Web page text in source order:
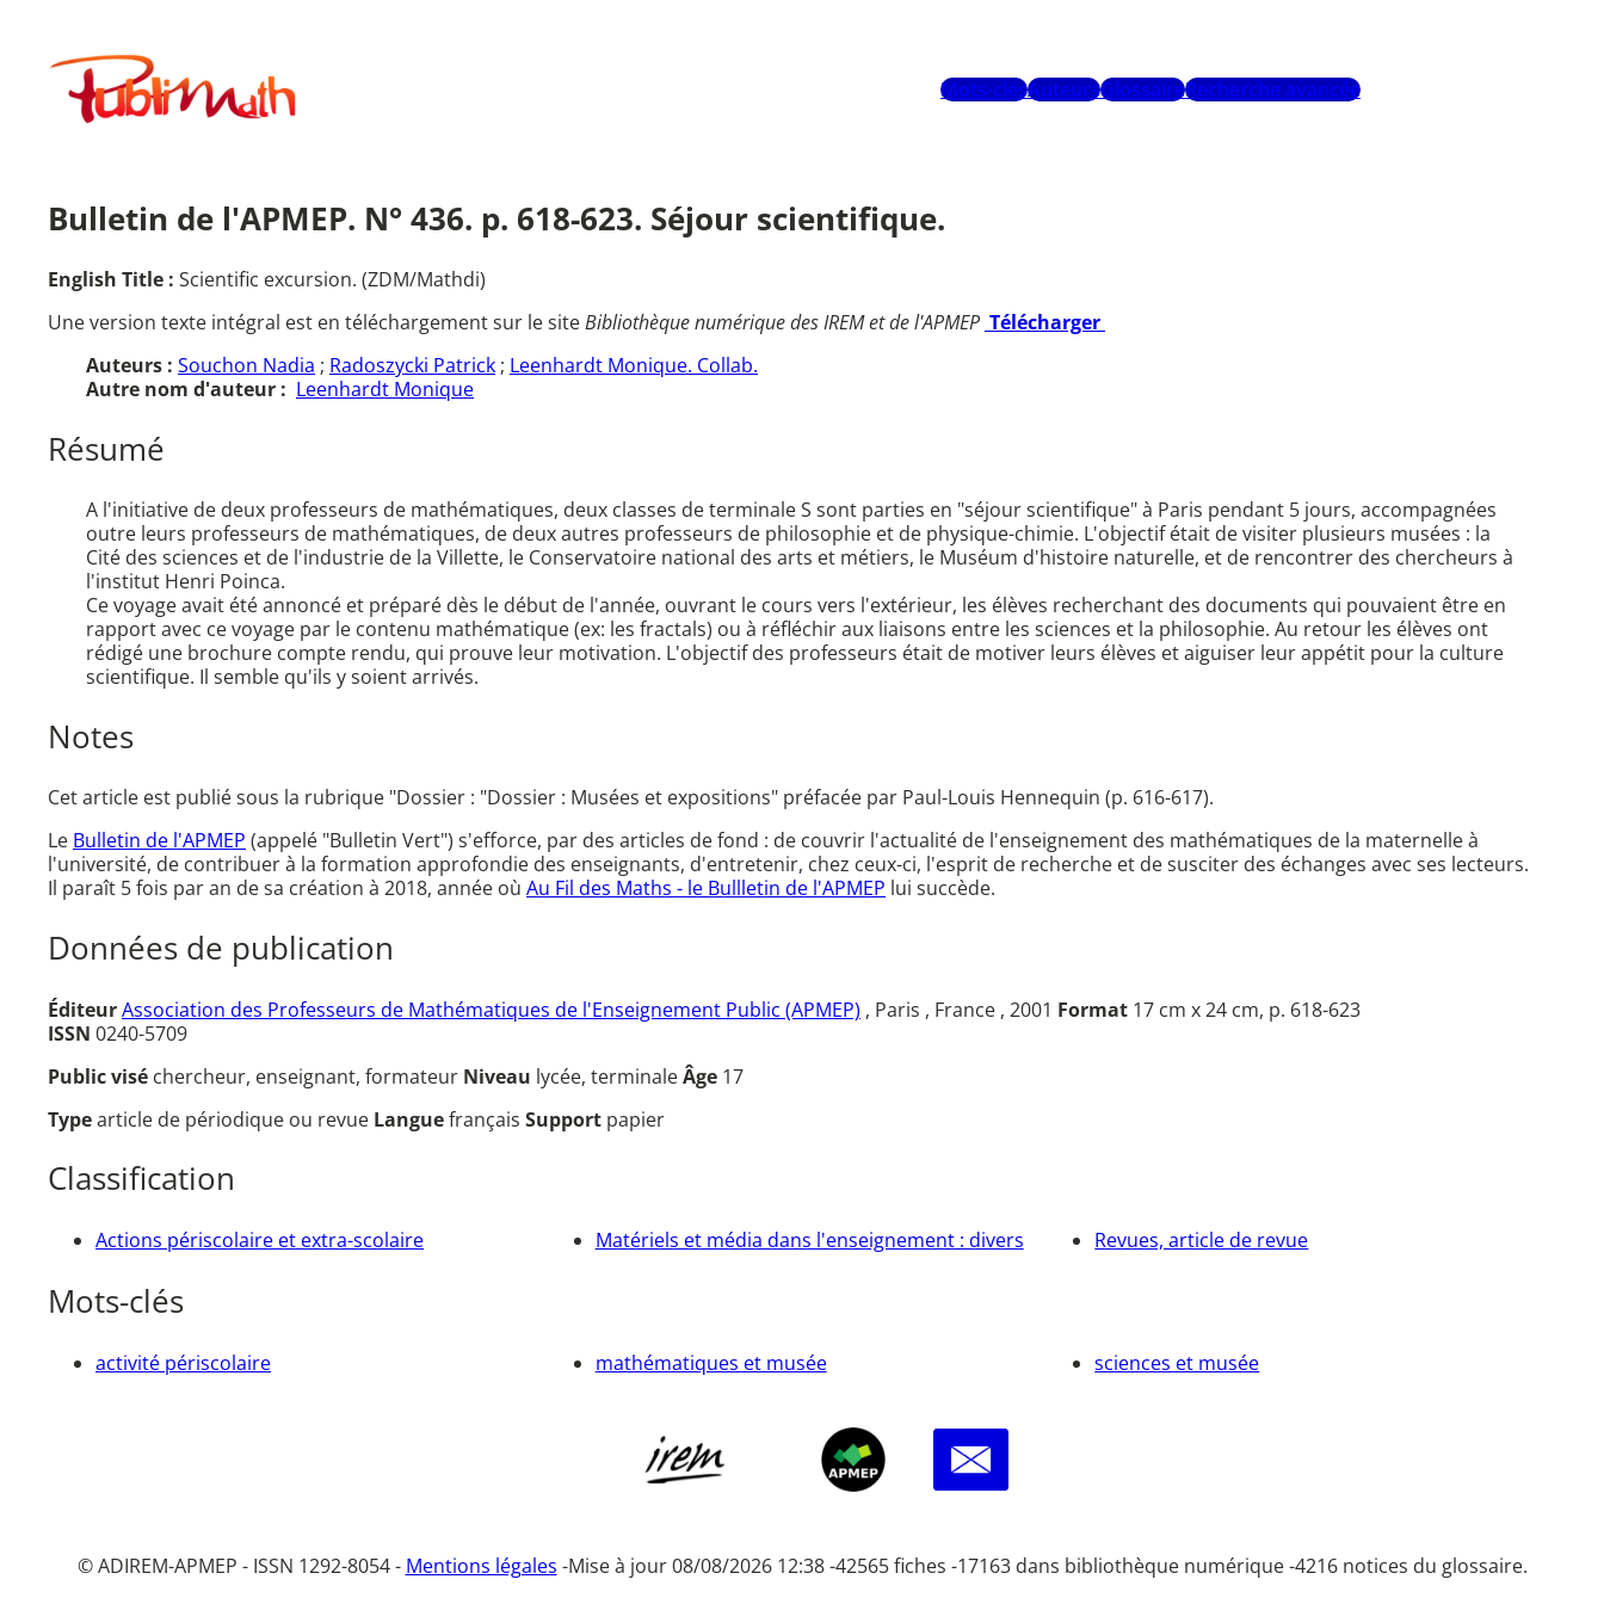
contenuPublimath
Mots-clésAuteursGlossaireRecherche avancée
Bulletin de l'APMEP. N° 436. p. 618-623. Séjour scientifique.
English Title : Scientific excursion. (ZDM/Mathdi)
Une version texte intégral est en téléchargement sur le siteBibliothèque numérique des IREM et de l'APMEP Télécharger
Auteurs : Souchon Nadia ; Radoszycki Patrick ; Leenhardt Monique. Collab.
Autre nom d'auteur : Leenhardt Monique
Résumé
A l'initiative de deux professeurs de mathématiques, deux classes de terminale S sont parties en "séjour scientifique" à Paris pendant 5 jours, accompagnées
outre leurs professeurs de mathématiques, de deux autres professeurs de philosophie et de physique-chimie. L'objectif était de visiter plusieurs musées : la
Cité des sciences et de l'industrie de la Villette, le Conservatoire national des arts et métiers, le Muséum d'histoire naturelle, et de rencontrer des chercheurs à
l'institut Henri Poinca.
Ce voyage avait été annoncé et préparé dès le début de l'année, ouvrant le cours vers l'extérieur, les élèves recherchant des documents qui pouvaient être en
rapport avec ce voyage par le contenu mathématique (ex: les fractals) ou à réfléchir aux liaisons entre les sciences et la philosophie. Au retour les élèves ont
rédigé une brochure compte rendu, qui prouve leur motivation. L'objectif des professeurs était de motiver leurs élèves et aiguiser leur appétit pour la culture
scientifique. Il semble qu'ils y soient arrivés.
Notes
Cet article est publié sous la rubrique "Dossier : "Dossier : Musées et expositions" préfacée par Paul-Louis Hennequin (p. 616-617).
Le Bulletin de l'APMEP (appelé "Bulletin Vert") s'efforce, par des articles de fond : de couvrir l'actualité de l'enseignement des mathématiques de la maternelle à
l'université, de contribuer à la formation approfondie des enseignants, d'entretenir, chez ceux-ci, l'esprit de recherche et de susciter des échanges avec ses lecteurs.
Il paraît 5 fois par an de sa création à 2018, année où Au Fil des Maths - le Bullletin de l'APMEP lui succède.
Données de publication
ÉditeurAssociation des Professeurs de Mathématiques de l'Enseignement Public (APMEP) , Paris , France , 2001 Format 17 cm x 24 cm, p. 618-623
ISSN 0240-5709
Public visé chercheur, enseignant, formateur Niveau lycée, terminaleÂge 17
Typearticle de périodique ou revue Languefrançais Support papier
Classification
Actions périscolaire et extra-scolaire Matériels et média dans l'enseignement : divers Revues, article de revue
Mots-clés
activité périscolaire mathématiques et musée sciences et musée
© ADIREM-APMEP - ISSN 1292-8054 - Mentions légales -Mise à jour 08/08/2026 12:38 -42565 fiches -17163 dans bibliothèque numérique -4216 notices du glossaire.